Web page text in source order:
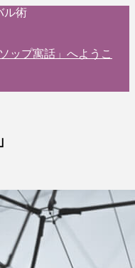
ル術
ップ寓話」へようこ